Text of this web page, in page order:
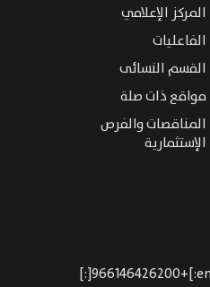
المركز الإعلامي
الفاعليات
القسم النسائى
مواقع ذات صلة
المناقصات والفرص
الإستثمارية